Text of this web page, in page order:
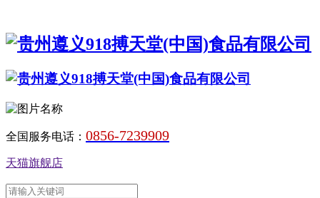
全国服务电话： 0856-7239909
天猫旗舰店